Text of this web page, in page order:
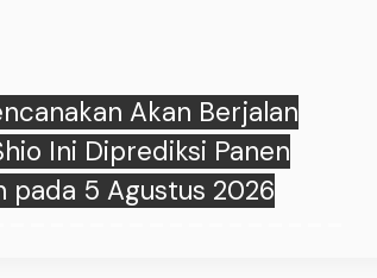
dan Cancer: Peluang
Hangat, hingga Karier Kian